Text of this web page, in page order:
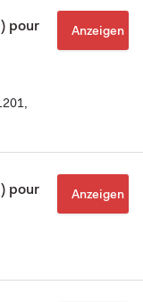
pour
Anzeigen
pour
Anzeigen